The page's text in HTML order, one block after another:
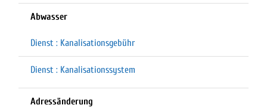
Abwasser
Dienst : Kanalisationsgebühr
Dienst : Kanalisationssystem
Adressänderung